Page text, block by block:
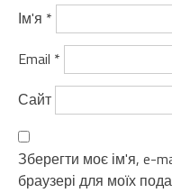
Ім'я *
Email *
Сайт
Зберегти моє ім'я, e-
браузері для моїх